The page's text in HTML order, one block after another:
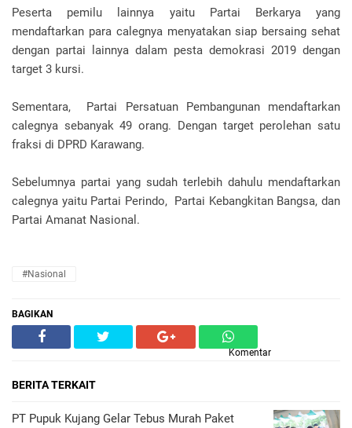
Peserta pemilu lainnya yaitu Partai Berkarya yang
mendaftarkan para calegnya menyatakan siap bersaing sehat
dengan partai lainnya dalam pesta demokrasi 2019 dengan
target 3 kursi.
Sementara, Partai Persatuan Pembangunan mendaftarkan
calegnya sebanyak 49 orang. Dengan target perolehan satu
fraksi di DPRD Karawang.
Sebelumnya partai yang sudah terlebih dahulu mendaftarkan
calegnya yaitu Partai Perindo, Partai Kebangkitan Bangsa, dan
Partai Amanat Nasional.
#nasional
BAGIKAN
Komentar
BERITA TERKAIT
PT Pupuk Kujang Gelar Tebus Murah Paket